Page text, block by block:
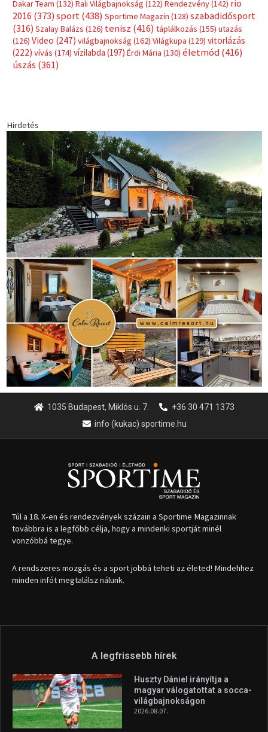
Dakar Team (132) Rali Világbajnokság (122) Rendezvény(142) rio
2016 (373) sport(438) Sportime Magazin (128) szabadidősport
(316) Szalay Balázs (126) tenisz (416) táplálkozás (155) utazás
(126) Video (247) világbajnokság (162) Világkupa (129) vitorlázás
(222) vívás (174) vízilabda (197) Érdi Mária (130) életmód(416)
úszás (361)
Hirdetés
1035 Budapest, Miklós u. 7.
+36 30 471 1373
info (kukac) sportime.hu
Túl a 18. X-en és rendezvények százain a Sportime Magazinnak
továbbra is a legfőbb célja, hogy a mindenki sportját minél
vonzóbbá tegye.
A rendszeres mozgás és a sport jobbá teheti az életed! Mindehhez
minden infót megtalálsz nálunk.
A legfrissebb hírek
Huszty Dániel irányítja a
magyar válogatottat a socca-
világbajnokságon
2026.08.07.